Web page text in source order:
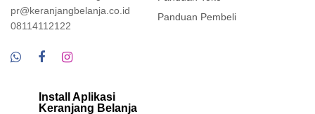
pr@keranjangbelanja.co.id
08114112122
Panduan Pembeli
Install Aplikasi
Keranjang Belanja